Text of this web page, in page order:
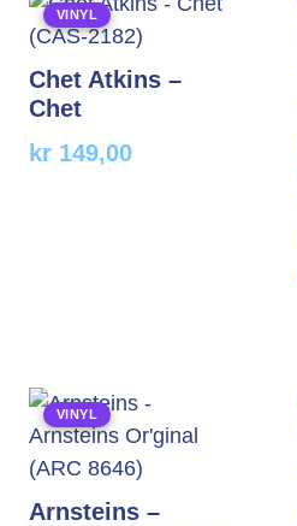
VINYL
Chet Atkins –
Chet
kr 149,00
VINYL
Arnsteins –